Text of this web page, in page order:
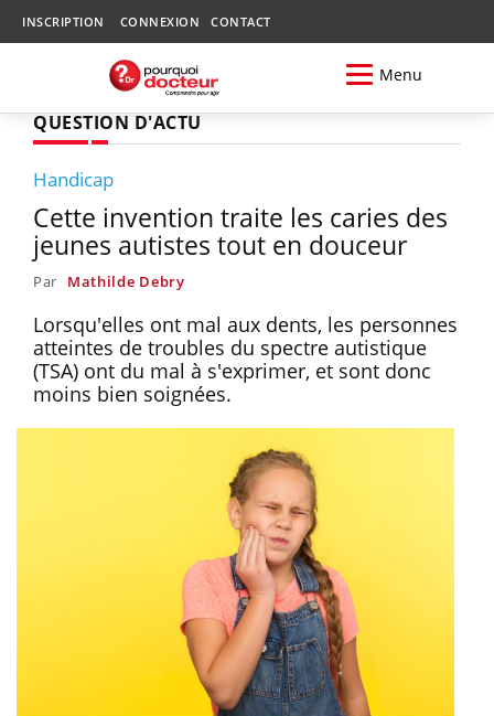
INSCRIPTION CONNEXION CONTACT
Menu
QUESTION D'ACTU
Handicap
Cette invention traite les caries des
jeunes autistes tout en douceur
Par Mathilde Debry
Lorsqu'elles ont mal aux dents, les personnes
atteintes de troubles du spectre autistique
(TSA) ont du mal à s'exprimer, et sont donc
moins bien soignées.